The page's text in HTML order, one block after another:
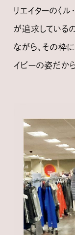
リエイターの〈ル
が追求している
ながら、その枠
イビーの姿だか